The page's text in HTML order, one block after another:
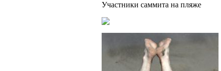
Участники саммита на пляже